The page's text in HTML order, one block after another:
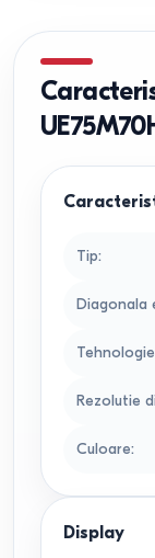
Tip:
Diagonala
Rezolutie
Culoare:
Display